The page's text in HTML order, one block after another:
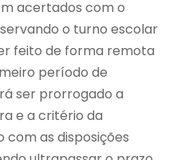
acertados com o
o turno escolar
feito de forma remota
período de
ser prorrogado a
e a critério da
com as disposições